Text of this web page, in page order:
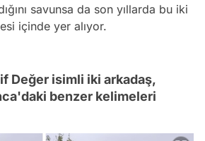
savunsa da son yıllarda bu iki
içinde yer alıyor.
Değer isimli iki arkadaş,
benzer kelimeleri